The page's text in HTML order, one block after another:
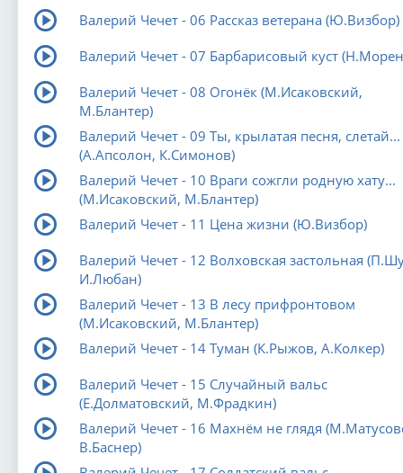
Валерий Чечет - 06 Рассказ ветерана (Ю.Визбор)
Валерий Чечет - 07 Барбарисовый куст
Валерий Чечет - 08 Огонёк (М.Исаковский,
М.Блантер)
Валерий Чечет - 09 Ты, крылатая песня, слетай...
(А.Апсолон, К.Симонов)
Валерий Чечет - 10 Враги сожгли родную хату...
(М.Исаковский, М.Блантер)
Валерий Чечет - 11 Цена жизни (Ю.Визбор)
Валерий Чечет - 12 Волховская застольная
И.Любан)
Валерий Чечет - 13 В лесу прифронтовом
(М.Исаковский, М.Блантер)
Валерий Чечет - 14 Туман (К.Рыжов, А.Колкер)
Валерий Чечет - 15 Случайный вальс
(Е.Долматовский, М.Фрадкин)
Валерий Чечет - 16 Махнём не глядя
В.Баснер)